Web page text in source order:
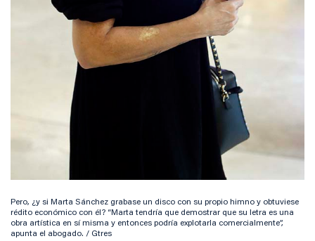
Pero, ¿y si Marta Sánchez grabase un disco con su propio himno y obtuviese
rédito económico con él? “Marta tendría que demostrar que su letra es una
obra artística en sí misma y entonces podría explotarla comercialmente”,
apunta el abogado. / Gtres